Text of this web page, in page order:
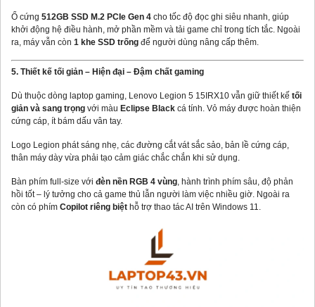
Ổ cứng 512GB SSD M.2 PCIe Gen 4 cho tốc độ đọc ghi siêu nhanh, giúp
khởi động hệ điều hành, mở phần mềm và tải game chỉ trong tích tắc. Ngoài
ra, máy vẫn còn 1 khe SSD trống để người dùng nâng cấp thêm.
5. Thiết kế tối giản – Hiện đại – Đậm chất gaming
Dù thuộc dòng laptop gaming, Lenovo Legion 5 15IRX10 vẫn giữ thiết kế tối
giản và sang trọng với màu Eclipse Black cá tính. Vỏ máy được hoàn thiện
cứng cáp, ít bám dấu vân tay.
Logo Legion phát sáng nhẹ, các đường cắt vát sắc sảo, bản lề cứng cáp,
thân máy dày vừa phải tạo cảm giác chắc chắn khi sử dụng.
Bàn phím full-size với đèn nền RGB 4 vùng , hành trình phím sâu, độ phản
hồi tốt – lý tưởng cho cả game thủ lẫn người làm việc nhiều giờ. Ngoài ra
còn có phím Copilot riêng biệt hỗ trợ thao tác AI trên Windows 11.